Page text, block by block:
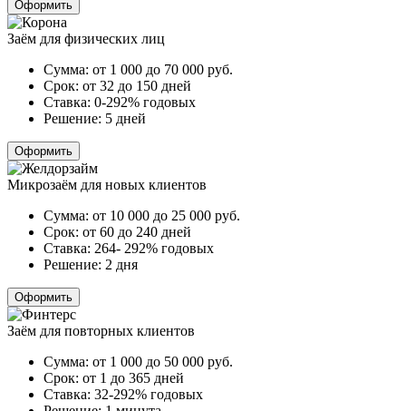
Оформить
Заём для физических лиц
Сумма: от 1 000 до 70 000 руб.
Срок: от 32 до 150 дней
Ставка: 0-292% годовых
Решение: 5 дней
Оформить
Микрозаём для новых клиентов
Сумма: от 10 000 до 25 000 руб.
Срок: от 60 до 240 дней
Ставка: 264- 292% годовых
Решение: 2 дня
Оформить
Заём для повторных клиентов
Сумма: от 1 000 до 50 000 руб.
Срок: от 1 до 365 дней
Ставка: 32-292% годовых